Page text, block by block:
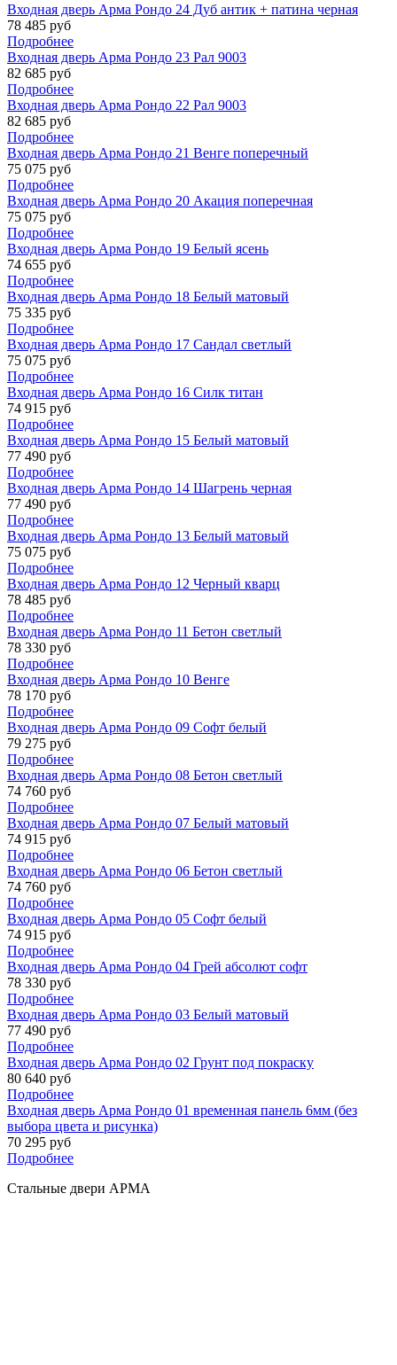
Входная дверь Арма Рондо 24 Дуб антик + патина черная
78 485 руб
Подробнее
Входная дверь Арма Рондо 23 Рал 9003
82 685 руб
Подробнее
Входная дверь Арма Рондо 22 Рал 9003
82 685 руб
Подробнее
Входная дверь Арма Рондо 21 Венге поперечный
75 075 руб
Подробнее
Входная дверь Арма Рондо 20 Акация поперечная
75 075 руб
Подробнее
Входная дверь Арма Рондо 19 Белый ясень
74 655 руб
Подробнее
Входная дверь Арма Рондо 18 Белый матовый
75 335 руб
Подробнее
Входная дверь Арма Рондо 17 Сандал светлый
75 075 руб
Подробнее
Входная дверь Арма Рондо 16 Силк титан
74 915 руб
Подробнее
Входная дверь Арма Рондо 15 Белый матовый
77 490 руб
Подробнее
Входная дверь Арма Рондо 14 Шагрень черная
77 490 руб
Подробнее
Входная дверь Арма Рондо 13 Белый матовый
75 075 руб
Подробнее
Входная дверь Арма Рондо 12 Черный кварц
78 485 руб
Подробнее
Входная дверь Арма Рондо 11 Бетон светлый
78 330 руб
Подробнее
Входная дверь Арма Рондо 10 Венге
78 170 руб
Подробнее
Входная дверь Арма Рондо 09 Софт белый
79 275 руб
Подробнее
Входная дверь Арма Рондо 08 Бетон светлый
74 760 руб
Подробнее
Входная дверь Арма Рондо 07 Белый матовый
74 915 руб
Подробнее
Входная дверь Арма Рондо 06 Бетон светлый
74 760 руб
Подробнее
Входная дверь Арма Рондо 05 Софт белый
74 915 руб
Подробнее
Входная дверь Арма Рондо 04 Грей абсолют софт
78 330 руб
Подробнее
Входная дверь Арма Рондо 03 Белый матовый
77 490 руб
Подробнее
Входная дверь Арма Рондо 02 Грунт под покраску
80 640 руб
Подробнее
Входная дверь Арма Рондо 01 временная панель 6мм (без
выбора цвета и рисунка)
70 295 руб
Подробнее
Стальные двери АРМА